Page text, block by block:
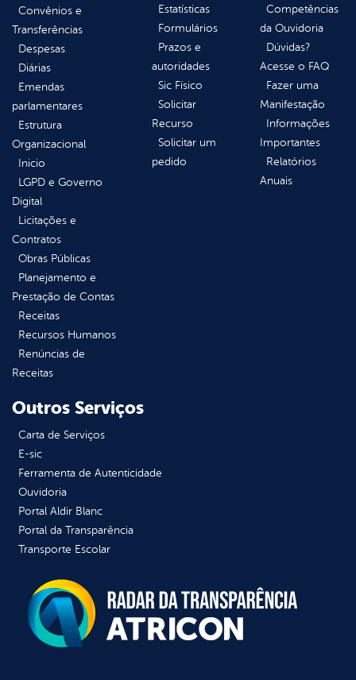
Convênios e
Transferências
Despesas
Diárias
Emendas
parlamentares
Estrutura
Organizacional
Inicio
LGPD e Governo
Digital
Licitações e
Contratos
Obras Públicas
Planejamento e
Prestação de Contas
Receitas
Recursos Humanos
Renúncias de
Receitas
Estatísticas
Formulários
Prazos e
autoridades
Sic Físico
Solicitar
Recurso
Solicitar um
pedido
Competências
da Ouvidoria
Dúvidas?
Acesse o FAQ
Fazer uma
Manifestação
Informações
Importantes
Relatórios
Anuais
Outros Serviços
Carta de Serviços
E-sic
Ferramenta de Autenticidade
Ouvidoria
Portal Aldir Blanc
Portal da Transparência
Transporte Escolar